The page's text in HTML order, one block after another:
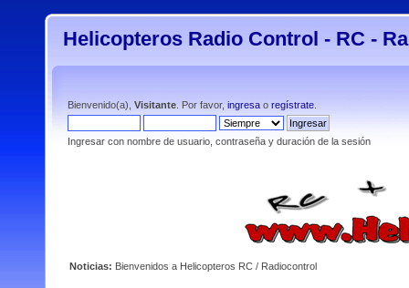
Helicopteros Radio Control - RC -
Bienvenido(a), Visitante . Por favor, ingresa o regístrate
Ingresar con nombre de usuario, contraseña y duración de la sesión
Noticias: Bienvenidos a Helicopteros RC / Radiocontrol